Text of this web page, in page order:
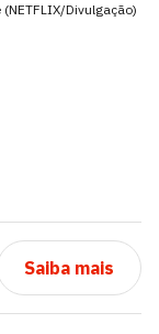
Divulgação)
Saiba mais